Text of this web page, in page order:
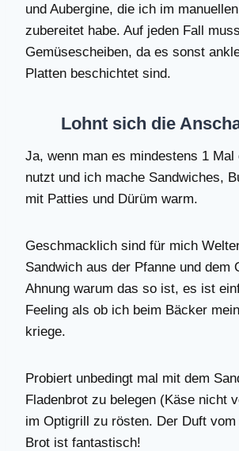
und Aubergine, die ich im
zubereitet habe. Auf jeden Fall
Gemüsescheiben, da es sonst
Platten beschichtet sind.
Lohnt sich die
Ja, wenn man es mindestens 1 Mal
nutzt und ich mache Sandwiches,
mit Patties und Dürüm warm.
Geschmacklich sind für mich
Sandwich aus der Pfanne und dem
Ahnung warum das so ist, es ist
Feeling als ob ich beim Bäcker
kriege.
Probiert unbedingt mal mit dem
Fladenbrot zu belegen (Käse nicht
im Optigrill zu rösten. Der Duft
Brot ist fantastisch!